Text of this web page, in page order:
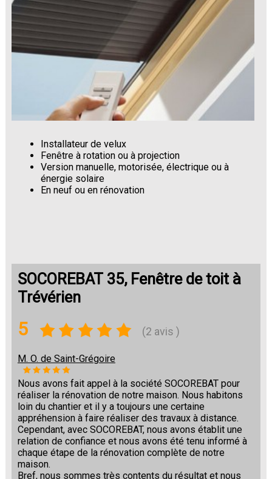
Installateur de velux
Fenêtre à rotation ou à projection
Version manuelle, motorisée, électrique ou à
énergie solaire
En neuf ou en rénovation
SOCOREBAT 35, Fenêtre de toit à
Trévérien
5 (2 avis )
M. O. de Saint-Grégoire
Nous avons fait appel à la société SOCOREBAT pour
réaliser la rénovation de notre maison. Nous habitons
loin du chantier et il y a toujours une certaine
appréhension à faire réaliser des travaux à distance.
Cependant, avec SOCOREBAT, nous avons établit une
relation de confiance et nous avons été tenu informé à
chaque étape de la rénovation complète de notre
maison.
Bref, nous sommes très contents du résultat et nous